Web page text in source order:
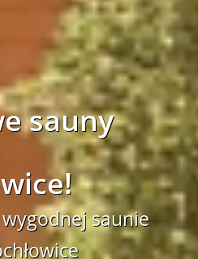
sauny
saunie